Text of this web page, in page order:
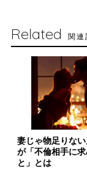
Related 関連
妻じゃ物足りな
が「不倫相手に
と」とは